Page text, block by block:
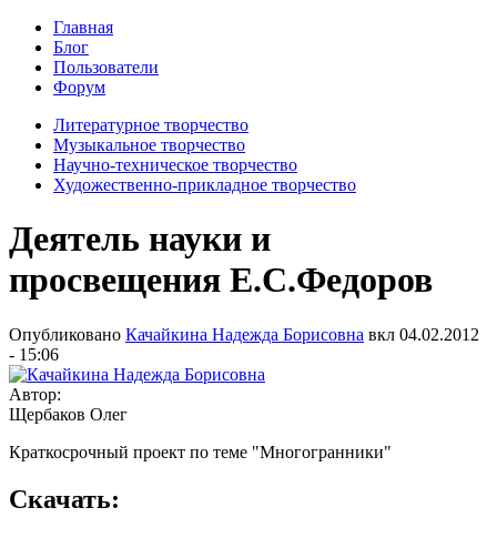
Главная
Блог
Пользователи
Форум
Литературное творчество
Музыкальное творчество
Научно-техническое творчество
Художественно-прикладное творчество
Деятель науки и
просвещения Е.С.Федоров
Опубликовано Качайкина Надежда Борисовна вкл 04.02.2012
- 15:06
Автор:
Щербаков Олег
Краткосрочный проект по теме "Многогранники"
Скачать: